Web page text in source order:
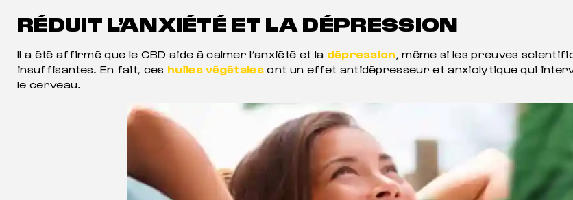
RÉDUIT L’ANXIÉTÉ ET LA DÉPRESSION
Il a été affirmé que le CBD aide à calmer l’anxiété et la dépression , même si les preuves
insuffisantes. En fait, ces huiles végétales ont un effet antidépresseur et anxiolytique qui
le cerveau.